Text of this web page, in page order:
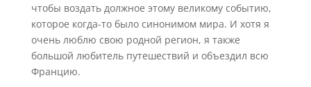
чтобы воздать должное этому великому событию,
которое когда-то было синонимом мира. И хотя я
очень люблю свою родной регион, я также
большой любитель путешествий и объездил всю
Францию.